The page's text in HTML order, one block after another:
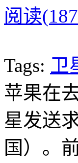
阅读
Tags: 卫
苹果在
星发送
国）。